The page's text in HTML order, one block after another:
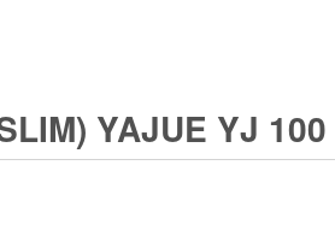
YAJUE YJ 100